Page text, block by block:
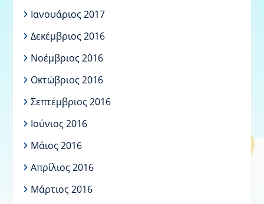
Ιανουάριος 2017
Δεκέμβριος 2016
Νοέμβριος 2016
Οκτώβριος 2016
Σεπτέμβριος 2016
Ιούνιος 2016
Μάιος 2016
Απρίλιος 2016
Μάρτιος 2016